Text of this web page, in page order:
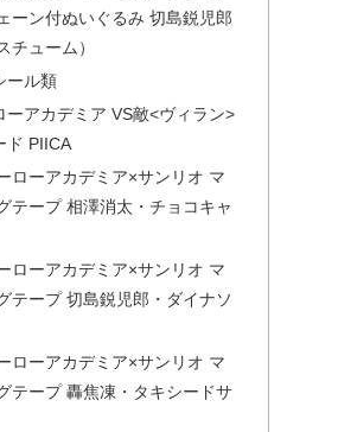
ーン付ぬいぐるみ 切島鋭児郎
チューム）
ール類
ーアカデミア VS敵<ヴィラン>
ド PIICA
ローアカデミア×サンリオ マ
テープ 相澤消太・チョコキャ
ローアカデミア×サンリオ マ
テープ 切島鋭児郎・ダイナソ
ローアカデミア×サンリオ マ
テープ 轟焦凍・タキシードサ